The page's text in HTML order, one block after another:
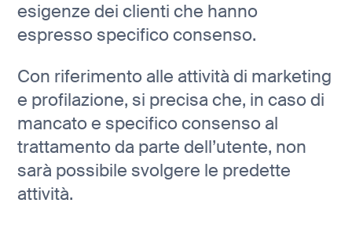
esigenze dei clienti che hanno
espresso specifico consenso.
Con riferimento alle attività di marketing
e profilazione, si precisa che, in caso di
mancato e specifico consenso al
trattamento da parte dell’utente, non
sarà possibile svolgere le predette
attività.